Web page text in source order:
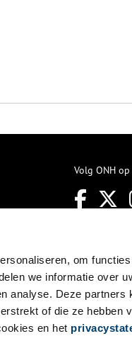
om
we informatie over
analyse. Deze partners
of die ze hebben
en het
Volg ONH